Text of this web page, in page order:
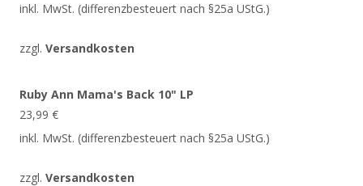
inkl. MwSt. (differenzbesteuert nach §25a UStG.)
zzgl. Versandkosten
Ruby Ann Mama's Back 10" LP
23,99 €
inkl. MwSt. (differenzbesteuert nach §25a UStG.)
zzgl. Versandkosten